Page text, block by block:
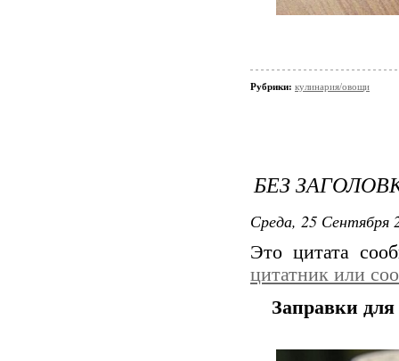
Рубрики: кулинария/овощи
БЕЗ
Среда, 25 Сентября
Это цитата
цитатник или
Заправки